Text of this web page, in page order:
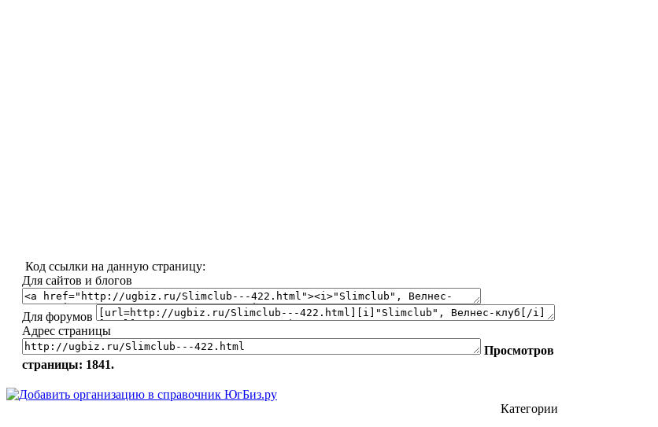
Код ссылки на данную страницу:
Для сайтов и блогов
Для форумов
Адрес страницы
Просмотров
страницы: 1841.
Категории